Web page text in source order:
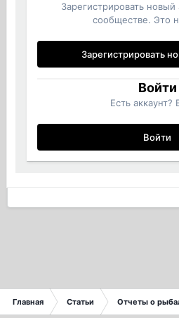
Зарегистрировать
сообществе. Это
Зарегистрировать
Войти
Есть аккаунт?
Войти
Главная Статьи Отчеты о